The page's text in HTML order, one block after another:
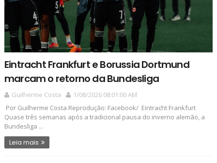
Eintracht Frankfurt e Borussia Dortmund
marcam o retorno da Bundesliga
Guilherme Costa
1/08/2026 08:01:00 AM
Por Guilherme Costa Reprodução: Facebook/ Eintracht Frankfurt
Quase três semanas após a tradicional pausa do inverno alemão, a
Bundesliga ...
Leia mais